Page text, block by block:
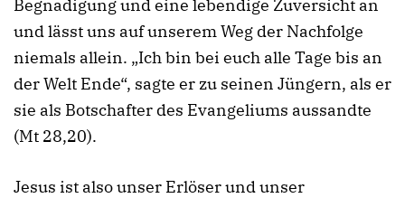
Begnadigung und eine lebendige Zuversicht an
und lässt uns auf unserem Weg der Nachfolge
niemals allein. „Ich bin bei euch alle Tage bis an
der Welt Ende“, sagte er zu seinen Jüngern, als er
sie als Botschafter des Evangeliums aussandte
(Mt 28,20).
Jesus ist also unser Erlöser und unser